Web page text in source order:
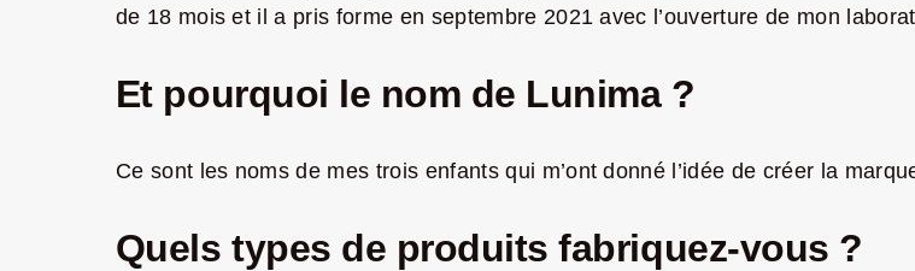
de 18 mois et il a pris forme en septembre 2021 avec l’ouverture de mon
Et pourquoi le nom de Lunima ?
Ce sont les noms de mes trois enfants qui m’ont donné l’idée de créer la
Quels types de produits fabriquez-vous ?